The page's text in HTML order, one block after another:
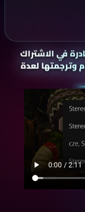
في الاشتراك
وترجمتها لعدة